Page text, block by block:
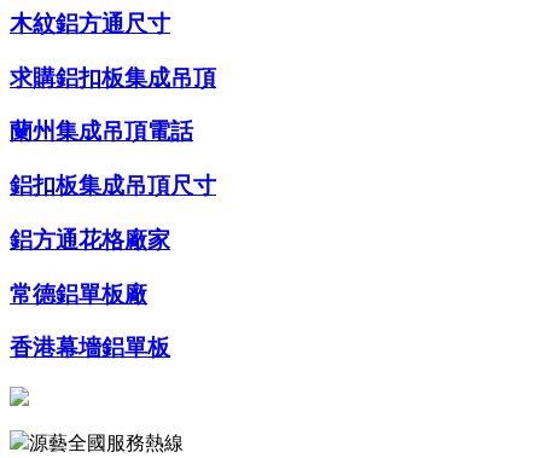
木紋鋁方通尺寸
求購鋁扣板集成吊頂
蘭州集成吊頂電話
鋁扣板集成吊頂尺寸
鋁方通花格廠家
常德鋁單板廠
香港幕墻鋁單板
源藝全國服務熱線